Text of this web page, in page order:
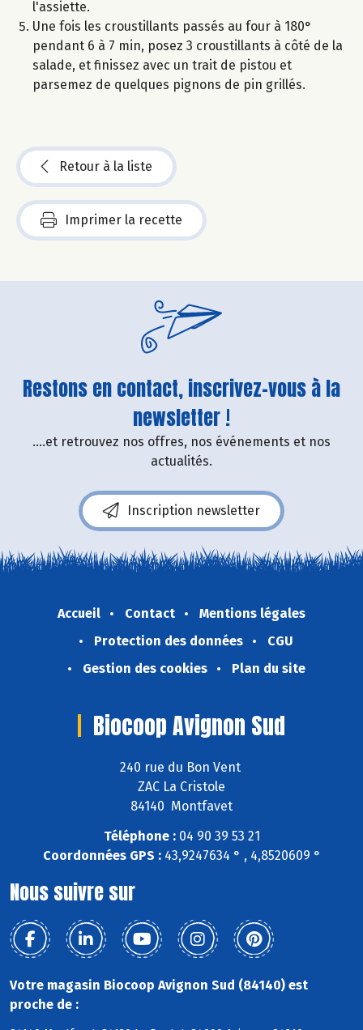
l'assiette.
Une fois les croustillants passés au four à 180°
pendant 6 à 7 min, posez 3 croustillants à côté de la
salade, et finissez avec un trait de pistou et
parsemez de quelques pignons de pin grillés.
Retour à la liste
Imprimer la recette
Restons en contact, inscrivez-vous à la
newsletter !
....et retrouvez nos offres, nos événements et nos
actualités.
Inscription newsletter
Accueil Contact
Mentions légales
Protection des données
CGU
Gestion des cookies
Plan du site
Biocoop Avignon Sud
240 rue du Bon Vent
ZAC La Cristole
84140 Montfavet
Téléphone :04 90 39 53 21
Coordonnées GPS :43,9247634 ° , 4,8520609 °
Nous suivre sur
Votre magasin Biocoop Avignon Sud (84140) est
proche de :